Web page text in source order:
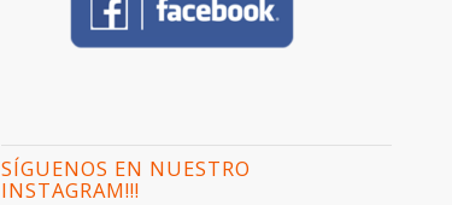
SÍGUENOS EN NUESTRO
INSTAGRAM!!!